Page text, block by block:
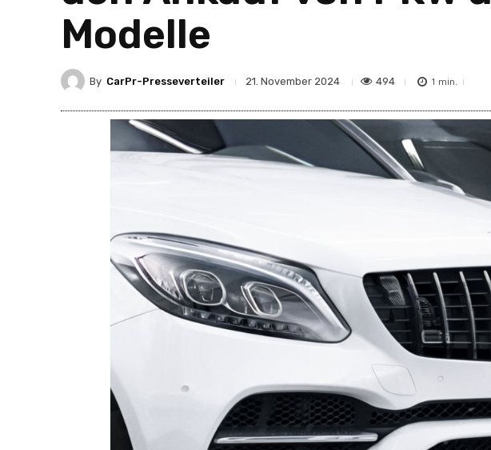
Modelle
By CarPr-Presseverteiler 21. November 2024 494 1 min.